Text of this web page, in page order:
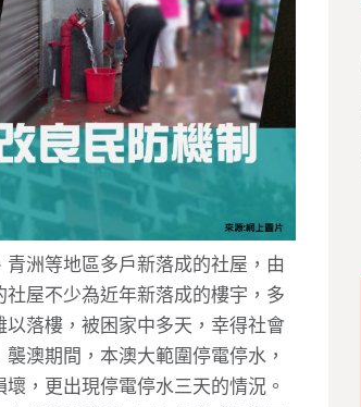
洲等地區多戶新落成的社屋，由
屋不少為近年新落成的樓宇，多
落樓，被困家中多天，幸得社會
澳期間，本澳大範圍停電停水，
，更出現停電停水三天的情況。